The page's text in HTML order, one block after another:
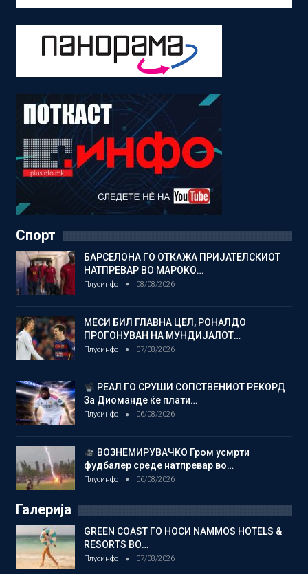
Спорт
БАРСЕЛОНА ГО ОТКАЖА ПРИЈАТЕЛСКИОТ
НАТПРЕВАР ВО МАРОКО…
Плусинфо 08/08/2026
МЕСИ БИЛ ГЛАВНА ЦЕЛ, РОНАЛДО
ПРОГОНУВАН НА МУНДИЈАЛОТ…
Плусинфо 07/08/2026
РЕАЛ ГО СРУШИ СОПСТВЕНИОТ РЕКОРД
За Диоманде ќе плати…
Плусинфо 06/08/2026
ВОЗНЕМИРУВАЧКО Гром усмрти
фудбалер среде натпревар во…
Плусинфо 06/08/2026
Галерија
GREEN COAST ГО НОСИ NAMMOS HOTELS &
RESORTS ВО…
Плусинфо 07/08/2026